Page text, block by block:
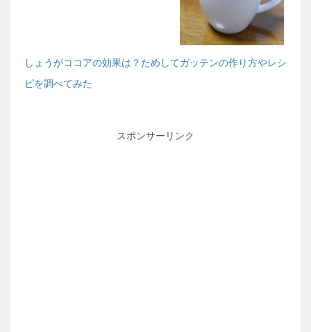
しょうがココアの効果は？ためしてガッテンの作り方やレシ
ピを調べてみた
スポンサーリンク